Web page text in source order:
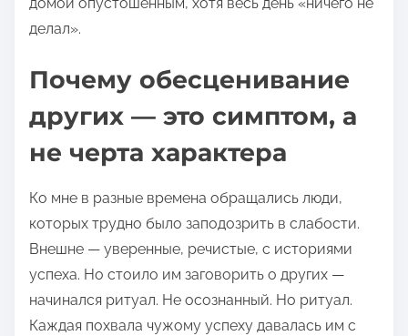
делал».
Почему обесценивание
других — это симптом, а
не черта характера
Ко мне в разные времена обращались люди,
которых трудно было заподозрить в слабости.
Внешне — уверенные, речистые, с историями
успеха. Но стоило им заговорить о других —
начинался ритуал. Не осознанный. Но ритуал.
Каждая похвала чужому успеху давалась им с